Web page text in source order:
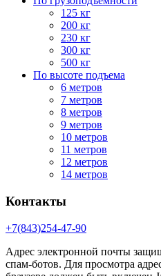
125 кг
200 кг
230 кг
300 кг
500 кг
По высоте подъема
6 метров
7 метров
8 метров
9 метров
10 метров
11 метров
12 метров
14 метров
Контакты
+7(843)254-47-90
Адрес электронной почты
спам-ботов. Для просмотра